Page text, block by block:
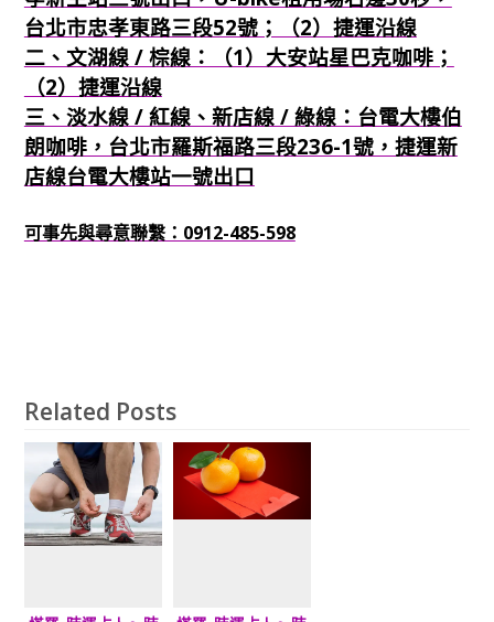
台北市忠孝東路三段52號；（2）捷運沿線
二、文湖線 / 棕線：（1）大安站星巴克咖啡；
（2）捷運沿線
三、淡水線 / 紅線、新店線 / 綠線：台電大樓伯
朗咖啡，台北市羅斯福路三段236-1號，捷運新
店線台電大樓站一號出口
可事先與尋意聯繫：0912-485-598
Related Posts